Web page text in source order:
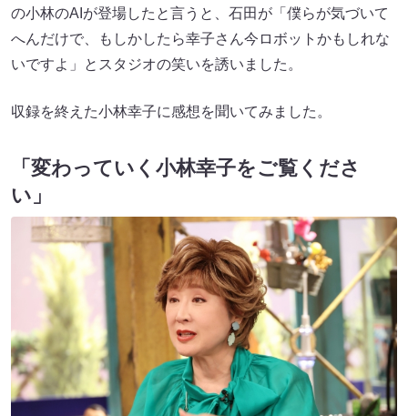
の小林のAIが登場したと言うと、石田が「僕らが気づいて
へんだけで、もしかしたら幸子さん今ロボットかもしれな
いですよ」とスタジオの笑いを誘いました。
収録を終えた小林幸子に感想を聞いてみました。
「変わっていく小林幸子をご覧くださ
い」